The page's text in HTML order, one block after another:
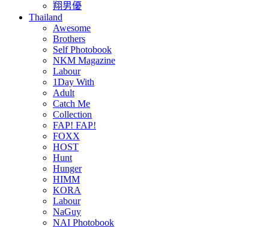
翔男優
Thailand
Awesome
Brothers
Self Photobook
NKM Magazine
Labour
1Day With
Adult
Catch Me
Collection
FAP! FAP!
FOXX
HOST
Hunt
Hunger
HIMM
KORA
Labour
NaGuy
NAI Photobook